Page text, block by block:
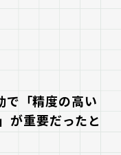
「精度の高い
が重要だったと